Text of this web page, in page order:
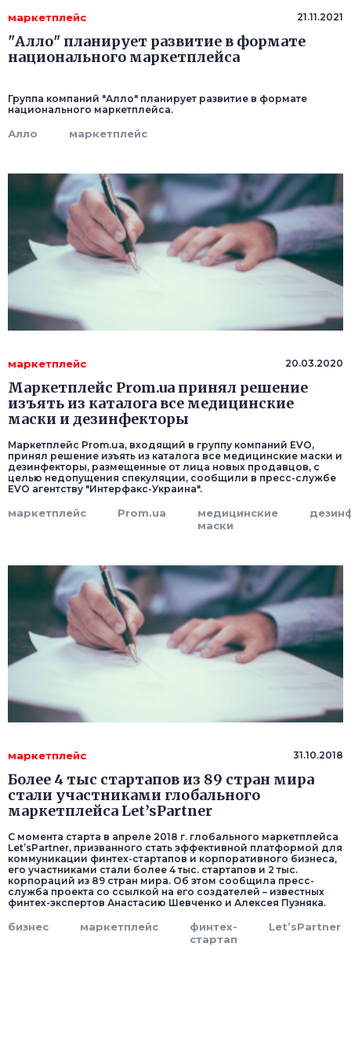
маркетплейс 21.11.2021
"Алло" планирует развитие в формате
национального маркетплейса
Группа компаний "Алло" планирует развитие в формате
национального маркетплейса.
Алло маркетплейс
маркетплейс 20.03.2020
Маркетплейс Prom.ua принял решение
изъять из каталога все медицинские
маски и дезинфекторы
Маркетплейс Prom.ua, входящий в группу компаний EVO,
принял решение изъять из каталога все медицинские маски и
дезинфекторы, размещенные от лица новых продавцов, с
целью недопущения спекуляции, сообщили в пресс-службе
EVO агентству "Интерфакс-Украина".
маркетплейс Prom.ua
медицинские
маски
маркетплейс 31.10.2018
Более 4 тыс стартапов из 89 стран мира
стали участниками глобального
маркетплейса Let’sPartner
С момента старта в апреле 2018 г. глобального маркетплейса
Let’sPartner, призванного стать эффективной платформой для
коммуникации финтех-стартапов и корпоративного бизнеса,
его участниками стали более 4 тыс. стартапов и 2 тыс.
корпораций из 89 стран мира. Об этом сообщила пресс-
служба проекта со ссылкой на его создателей – известных
финтех-экспертов Анастасию Шевченко и Алексея Пузняка.
бизнес маркетплейс
финтех-
стартап
Let’sPartner